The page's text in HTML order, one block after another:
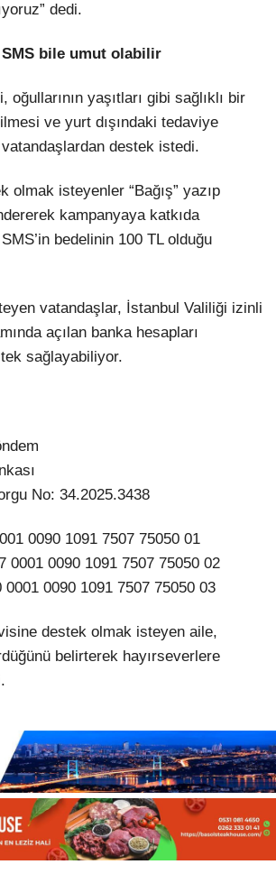
dedi.
bile umut olabilir
oğullarının yaşıtları gibi sağlıklı bir
ve yurt dışındaki tedaviye
destek istedi.
olmak isteyenler “Bağış” yazıp
kampanyaya katkıda
bedelinin 100 TL olduğu
vatandaşlar, İstanbul Valiliği izinli
açılan banka hesapları
sağlayabiliyor.
No: 34.2025.3438
0090 1091 7507 75050 01
0001 0090 1091 7507 75050 02
0090 1091 7507 75050 03
destek olmak isteyen aile,
belirterek hayırseverlere